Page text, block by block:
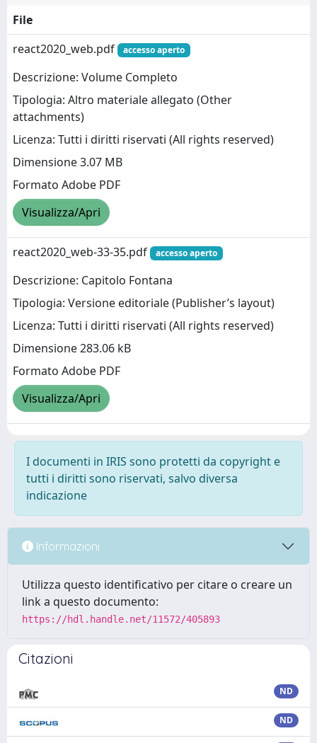
File
react2020_web.pdf
accesso aperto
Descrizione: Volume Completo
Tipologia: Altro materiale allegato (Other
attachments)
Licenza: Tutti i diritti riservati (All rights reserved)
Dimensione 3.07 MB
Formato Adobe PDF
Visualizza/Apri
react2020_web-33-35.pdf accesso aperto
Descrizione: Capitolo Fontana
Tipologia: Versione editoriale (Publisher’s layout)
Licenza: Tutti i diritti riservati (All rights reserved)
Dimensione 283.06 kB
Formato Adobe PDF
Visualizza/Apri
I documenti in IRIS sono protetti da copyright e
tutti i diritti sono riservati, salvo diversa
indicazione
Informazioni
Utilizza questo identificativo per citare o creare un
link a questo documento:
https://hdl.handle.net/11572/405893
Citazioni
ND
ND